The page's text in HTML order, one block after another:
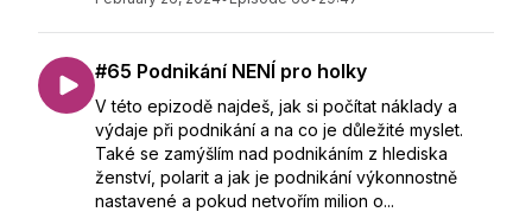
#65 Podnikání NENÍ pro holky
V této epizodě najdeš, jak si počítat náklady a
výdaje při podnikání a na co je důležité myslet.
Také se zamýšlím nad podnikáním z hlediska
ženství, polarit a jak je podnikání výkonnostně
nastavené a pokud netvořím milion o...